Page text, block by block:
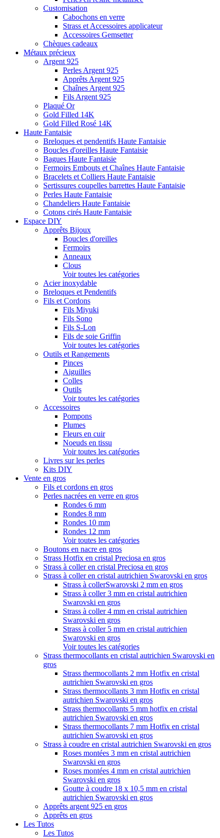
Customisation
Cabochons en verre
Strass et Accessoires applicateur
Accessoires Gemsetter
Chèques cadeaux
Métaux précieux
Argent 925
Perles Argent 925
Apprêts Argent 925
Chaînes Argent 925
Fils Argent 925
Plaqué Or
Gold Filled 14K
Gold Filled Rosé 14K
Haute Fantaisie
Breloques et pendentifs Haute Fantaisie
Boucles d'oreilles Haute Fantaisie
Bagues Haute Fantaisie
Fermoirs Embouts et Chaînes Haute Fantaisie
Bracelets et Colliers Haute Fantaisie
Sertissures coupelles barrettes Haute Fantaisie
Perles Haute Fantaisie
Chandeliers Haute Fantaisie
Cotons cirés Haute Fantaisie
Espace DIY
Apprêts Bijoux
Boucles d'oreilles
Fermoirs
Anneaux
Clous
Voir toutes les catégories
Acier inoxydable
Breloques et Pendentifs
Fils et Cordons
Fils Miyuki
Fils Sono
Fils S-Lon
Fils de soie Griffin
Voir toutes les catégories
Outils et Rangements
Pinces
Aiguilles
Colles
Outils
Voir toutes les catégories
Accessoires
Pompons
Plumes
Fleurs en cuir
Noeuds en tissu
Voir toutes les catégories
Livres sur les perles
Kits DIY
Vente en gros
Fils et cordons en gros
Perles nacrées en verre en gros
Rondes 6 mm
Rondes 8 mm
Rondes 10 mm
Rondes 12 mm
Voir toutes les catégories
Boutons en nacre en gros
Strass Hotfix en cristal Preciosa en gros
Strass à coller en cristal Preciosa en gros
Strass à coller en cristal autrichien Swarovski en gros
Strass à collerSwarovski 2 mm en gros
Strass à coller 3 mm en cristal autrichien
Swarovski en gros
Strass à coller 4 mm en cristal autrichien
Swarovski en gros
Strass à coller 5 mm en cristal autrichien
Swarovski en gros
Voir toutes les catégories
Strass thermocollants en cristal autrichien Swarovski en
gros
Strass thermocollants 2 mm Hotfix en cristal
autrichien Swarovski en gros
Strass thermocollants 3 mm Hotfix en cristal
autrichien Swarovski en gros
Strass thermocollants 5 mm hotfix en cristal
autrichien Swarovski en gros
Strass thermocollants 7 mm Hotfix en cristal
autrichien Swarovski en gros
Strass à coudre en cristal autrichien Swarovski en gros
Roses montées 3 mm en cristal autrichien
Swarovski en gros
Roses montées 4 mm en cristal autrichien
Swarovski en gros
Goutte à coudre 18 x 10,5 mm en cristal
autrichien Swarovski en gros
Apprêts argent 925 en gros
Apprêts en gros
Les Tutos
Les Tutos